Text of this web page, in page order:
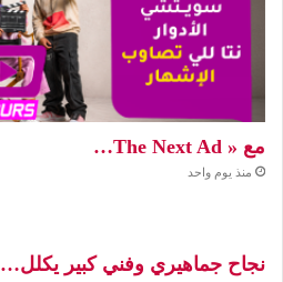
مع « The Next Ad…
منذ يوم واحد
نجاح جماهيري وفني كبير يكلل…